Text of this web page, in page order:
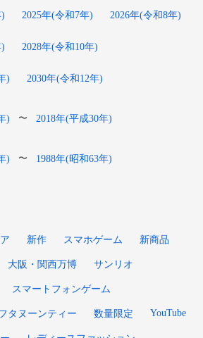
2025年(令和7年) 2026年(令和8年)
2028年(令和10年)
) 2030年(令和12年)
) 〜 2018年(平成30年)
) 〜 1988年(昭和63年)
新作 スマホゲーム 新商品
大阪・関西万博 サンリオ
スマートフォンゲーム
タヌーンティー 数量限定 YouTube